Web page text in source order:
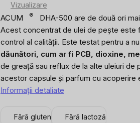
medie
a
produsului
este
0,0
din
5
stele.
Vizualizare
ACUM ®
DHA-500 are de două ori
Acest concentrat de ulei de pește
control al calității. Este testat pentru a nu
dăunători, cum ar fi PCB, dioxine,
de greață sau reflux de la alte uleiuri
acestor capsule și parfum cu acoperire
Informaţii detaliate
Fără gluten Fără lactoză